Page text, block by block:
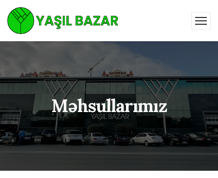
Məhsullarımız